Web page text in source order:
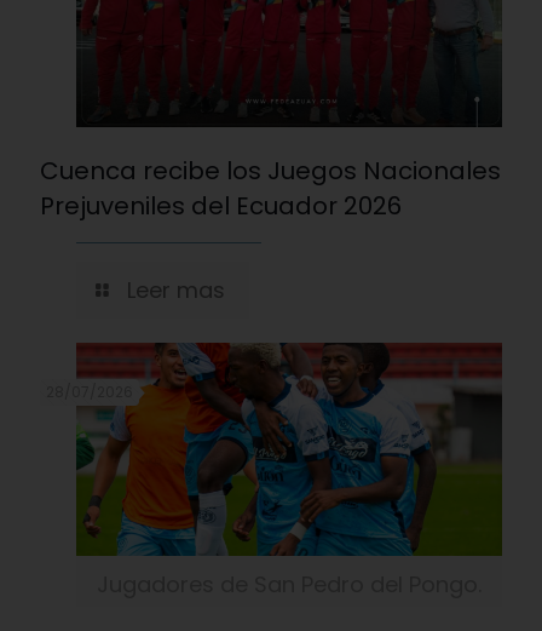
Cuenca recibe los Juegos Nacionales
Prejuveniles del Ecuador 2026
Leer mas